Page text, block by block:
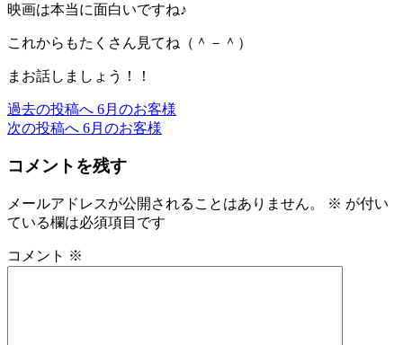
映画は本当に面白いですね♪
これからもたくさん見てね（＾－＾）
まお話しましょう！！
投
稿
ナ
ビ
ゲ
ー
過去の投稿へ 6月のお客様
次の投稿へ 6月のお客様
コメントを残す
メールアドレスが公開されることはありません。 ※ が付い
ている欄は必須項目です
コメント ※